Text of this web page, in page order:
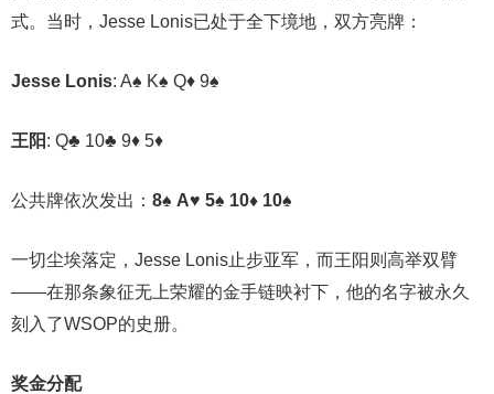
式。当时，Jesse Lonis已处于全下境地，双方亮牌：
Jesse Lonis: A♠ K♠ Q♦ 9♠
王阳: Q♣ 10♣ 9♦ 5♦
公共牌依次发出： 8♠ A♥ 5♠ 10♦ 10♠
一切尘埃落定，Jesse Lonis止步亚军，而王阳则高举双臂
——在那条象征无上荣耀的金手链映衬下，他的名字被永久
刻入了WSOP的史册。
奖金分配